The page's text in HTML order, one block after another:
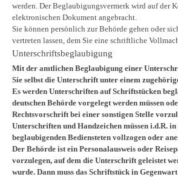
werden. Der Beglaubigungsvermerk wird auf der
elektronischen Dokument angebracht.
Sie können persönlich zur Behörde gehen oder
vertreten lassen, dem Sie eine schriftliche
Unterschriftsbeglaubigung
Mit der amtlichen Beglaubigung einer
Sie selbst die Unterschrift unter einem
Es werden Unterschriften auf Schriftstücken
deutschen Behörde vorgelegt werden müssen
Rechtsvorschrift bei einer sonstigen Stelle
Unterschriften und Handzeichen müssen i.d.R. in
beglaubigenden Bediensteten vollzogen oder
Der Behörde ist ein Personalausweis oder
vorzulegen, auf dem die Unterschrift geleistet
wurde. Dann muss das Schriftstück in Gegenwart